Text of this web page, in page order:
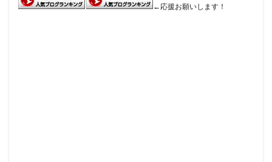
←応援お願いします！